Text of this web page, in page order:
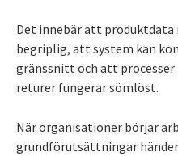
Det innebär att produktdata
begriplig, att system kan
gränssnitt och att processer
returer fungerar sömlöst.
När organisationer börjar
grundförutsättningar